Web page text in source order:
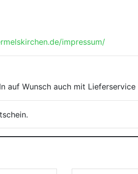
impressum/
auf Wunsch auch mit Lieferservice